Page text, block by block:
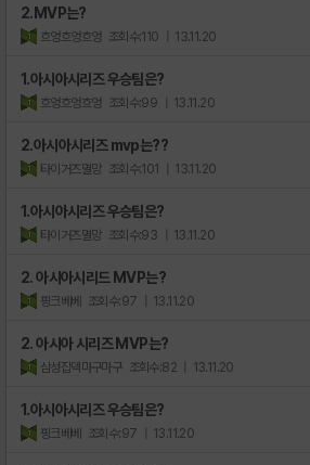
2.MVP는?
흐엉흐엉흐엉 조회수:110 | 13.11.20
1.아시아시리즈 우승팀은?
흐엉흐엉흐엉 조회수:99 | 13.11.20
2.아시아시리즈 mvp는??
타이거즈멸망 조회수:101 | 13.11.20
1.아시아시리즈 우승팀은?
타이거즈멸망 조회수:93 | 13.11.20
2. 아시아시리드 MVP는?
핑크베베 조회수:97 | 13.11.20
2. 아시아 시리즈 MVP는?
삼성잡덱마구마구 조회수:82 | 13.11.20
1.아시아시리즈 우승팀은?
핑크베베 조회수:97 | 13.11.20